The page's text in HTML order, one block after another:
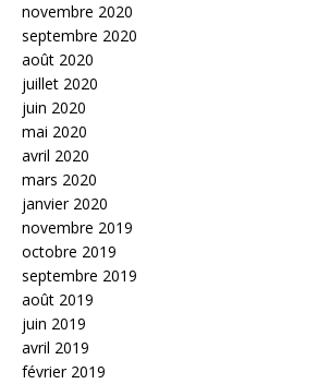
novembre 2020
septembre 2020
août 2020
juillet 2020
juin 2020
mai 2020
avril 2020
mars 2020
janvier 2020
novembre 2019
octobre 2019
septembre 2019
août 2019
juin 2019
avril 2019
février 2019